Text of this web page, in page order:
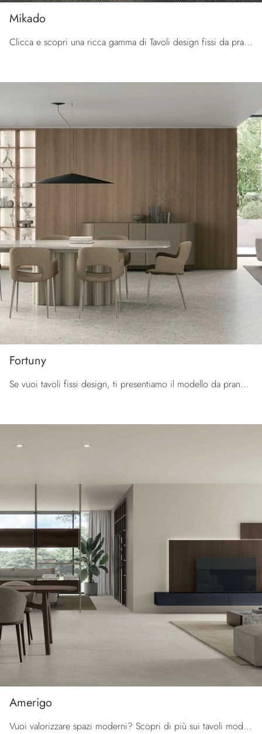
Mikado
Clicca e scopri una ricca gamma di Tavoli design fissi da pranzo! Il modello Mikado di Tomasella ti sta aspettando.
Fortuny
Se vuoi tavoli fissi design, ti presentiamo il modello da pranzo in gres Fortuny del marchio Tomasella.
Amerigo
Vuoi valorizzare spazi moderni? Scopri di più sui tavoli moderni fissi: il modello da pranzo Amerigo ti aspetta.